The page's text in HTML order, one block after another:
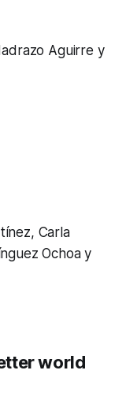
Aguirre y
Carla
Ochoa y
world